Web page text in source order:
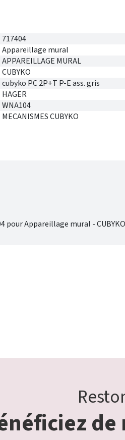
717404
Appareillage mural
APPAREILLAGE MURAL
CUBYKO
cubyko PC 2P+T P-E ass. gris
HAGER
WNA104
MECANISMES CUBYKO
pour Appareillage mural - CUBYKO
de